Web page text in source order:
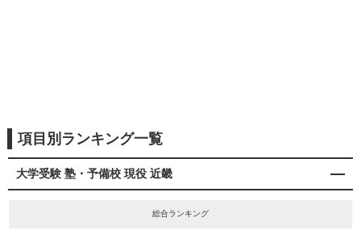
項目別ランキング一覧
大学受験 塾・予備校 現役 近畿
総合ランキング